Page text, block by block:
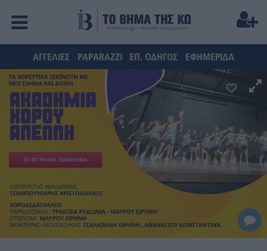
ΑΓΓΕΛΙΕΣ PAPARAZZI ΕΠ. ΟΔΗΓΟΣ ΕΦΗΜΕΡΙΔΑ